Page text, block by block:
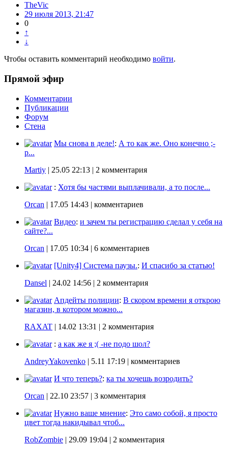
TheVic
29 июля 2013, 21:47
0
↑
↓
Чтобы оставить комментарий необходимо войти.
Прямой эфир
Комментарии
Публикации
Форум
Стена
Мы снова в деле!: А то как же. Оно конечно ;-
p...
Martiy | 25.05 22:13 | 2 комментария
: Хотя бы частями выплачивали, а то после...
Orcan | 17.05 14:43 | комментариев
Видео: и зачем ты регистрацию сделал у себя на
сайте?...
Orcan | 17.05 10:34 | 6 комментариев
[Unity4] Система паузы.: И спасибо за статью!
Dansel | 24.02 14:56 | 2 комментария
Апдейты полиции: В скором времени я открою
магазин, в котором можно...
RAXAT | 14.02 13:31 | 2 комментария
: а как же я ;( -не подо шол?
AndreyYakovenko | 5.11 17:19 | комментариев
И что теперь?: ка ты хочешь возродить?
Orcan | 22.10 23:57 | 3 комментария
Нужно ваше мнение: Это само собой, я просто
цвет тогда накидывал чтоб...
RobZombie | 29.09 19:04 | 2 комментария